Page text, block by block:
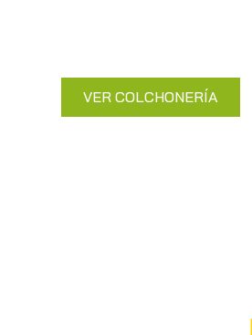
VER COLCHONERÍA